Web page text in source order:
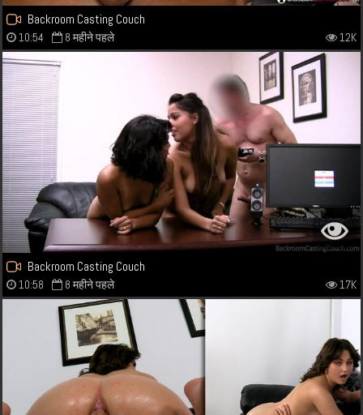
Backroom Casting Couch
10:54 8 महीने पहले 12K
Backroom Casting Couch
10:58 8 महीने पहले 17K